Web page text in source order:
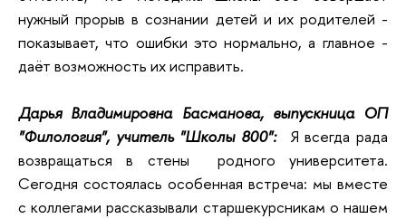
нужный прорыв в сознании детей и их родителей -
показывает, что ошибки это нормально, а главное -
даёт возможность их исправить.
Дарья Владимировна Басманова, выпускница ОП
"Филология", учитель "Школы 800": Я всегда рада
возвращаться в стены родного университета.
Сегодня состоялась особенная встреча: мы вместе
с коллегами рассказывали старшекурсникам о нашем